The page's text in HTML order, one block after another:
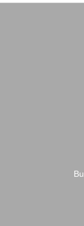
1ère